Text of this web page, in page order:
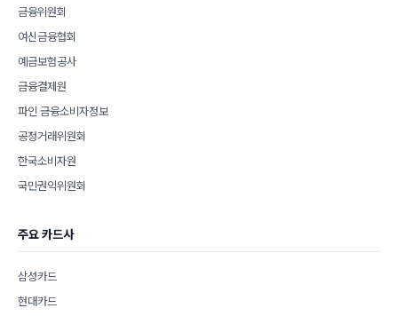
금융위원회
여신금융협회
예금보험공사
금융결제원
파인 금융소비자정보
공정거래위원회
한국소비자원
국민권익위원회
주요 카드사
삼성카드
현대카드